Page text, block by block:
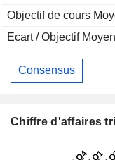
Objectif de cours
Ecart / Objectif Moyen
Consensus
Chiffre d'affaires